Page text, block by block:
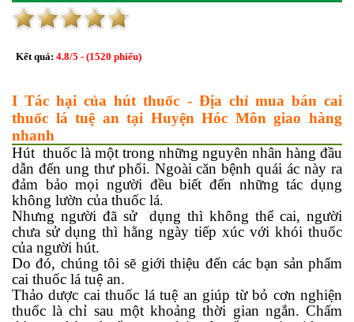
Kết quả: 4.8/5 - (1520 phiếu)
I Tác hại của hút thuốc - Địa chỉ mua bán cai
thuốc lá tuệ an tại Huyện Hóc Môn giao hàng
nhanh
Hút thuốc là một trong những nguyên nhân hàng đầu
dẫn đến ung thư phổi. Ngoài căn bệnh quái ác này ra
đảm bảo mọi người đều biết đến những tác dụng
không lườn của thuốc lá.
Nhưng người đã sử dụng thì không thể cai, người
chưa sử dụng thì hằng ngày tiếp xúc với khói thuốc
của người hút.
Do đó, chúng tôi sẽ giới thiệu đến các bạn sản phẩm
cai thuốc lá tuệ an.
Thảo dược cai thuốc lá tuệ an giúp từ bỏ cơn nghiện
thuốc là chỉ sau một khoảng thời gian ngắn. Chấm